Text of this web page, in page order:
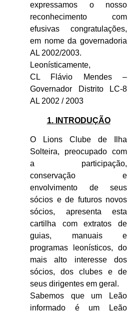
expressamos o nosso
reconhecimento com
efusivas congratulações,
em nome da governadoria
AL 2002/2003.
Leonísticamente,
CL Flávio Mendes –
Governador Distrito LC-8
AL 2002 / 2003
1. INTRODUÇÃO
O Lions Clube de Ilha
Solteira, preocupado com
a participação,
conservação e
envolvimento de seus
sócios e de futuros novos
sócios, apresenta esta
cartilha com extratos de
guias, manuais e
programas leonísticos, do
mais alto interesse dos
sócios, dos clubes e de
seus dirigentes em geral.
Sabemos que um Leão
informado é um Leão